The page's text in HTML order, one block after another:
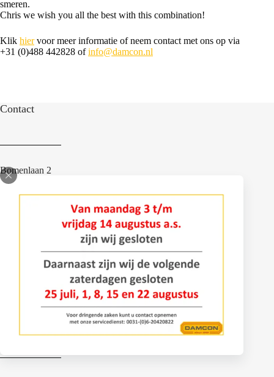
smeren.
Chris we wish you all the best with this combination!
Klik hiervoor meer informatie of neem contact met ons op via
+31 (0)488 442828 ofinfo@damcon.nl
Contact
Bomenlaan 2
4043 KD Opheusden
+31 (0)488 – 442828